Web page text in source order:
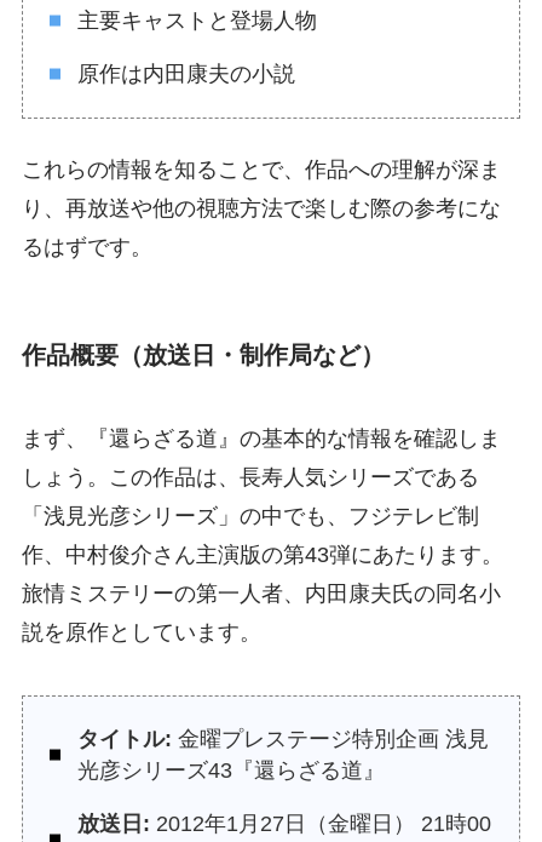
主要キャストと登場人物
原作は内田康夫の小説
これらの情報を知ることで、作品への理解が深ま
り、再放送や他の視聴方法で楽しむ際の参考にな
るはずです。
作品概要（放送日・制作局など）
まず、『還らざる道』の基本的な情報を確認しま
しょう。この作品は、長寿人気シリーズである
「浅見光彦シリーズ」の中でも、フジテレビ制
作、中村俊介さん主演版の第43弾にあたります。
旅情ミステリーの第一人者、内田康夫氏の同名小
説を原作としています。
タイトル: 金曜プレステージ特別企画 浅見
光彦シリーズ43『還らざる道』
放送日: 2012年1月27日（金曜日） 21時00